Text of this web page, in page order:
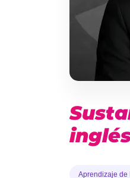
Aprendizaje de